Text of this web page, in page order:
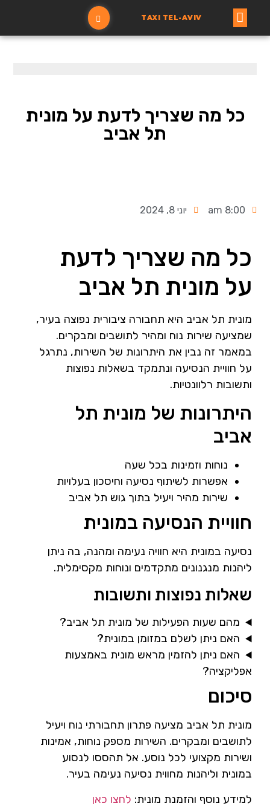
TAXI TEL-AVIV
כל מה שצריך לדעת על מונית
תל אביב
8:00 am יוני 8, 2024
כל מה שצריך לדעת
על מונית תל אביב
מונית תל אביב היא תחבורה ציבורית נפוצה בעיר,
שמציעה שירות נוח ומהיר לתושבים ומבקרים.
במאמר זה נבין את היתרונות של השירות, נתרגל
על חוויית הנסיעה ונתמקד בשאלות נפוצות
ותשובות רלוונטיות.
היתרונות של מונית תל
אביב
נוחות וזמינות בכל שעה
אפשרות לשיתוף נסיעה וחיסכון בעלויות
שירות מהיר ויעיל בתוך גוש תל אביב
חוויית הנסיעה במונית
נסיעה במונית היא חוויה נעימה ומהנה, בה ניתן
ליהנות מנגנונים מתקדמים ונוחות מקסימלית.
שאלות נפוצות ותשובות
מהם שעות הפעילות של מונית תל אביב?
האם ניתן לשלם במזומן במונית?
האם ניתן להזמין מראש מונית באמצעות
אפליקציה?
סיכום
מונית תל אביב מציעה פתרון תחבורתי נוח ויעיל
לתושבים ומבקרים. השירות מספק נוחות, אמינות
ושירות מקצועי לכל נוסע. אל תהססו לנסוע
במונית וליהנות מחווית נסיעה נעימה בעיר.
למידע נוסף והזמנת מונית: לחצו כאן